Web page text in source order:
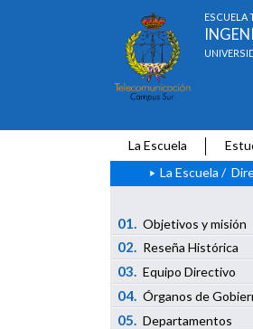
ESCUELA
La Escuela
La Escuela /
01. Objetivos y misión
02. Reseña Histórica
03. Equipo Directivo
04. Órganos de
05. Departamentos